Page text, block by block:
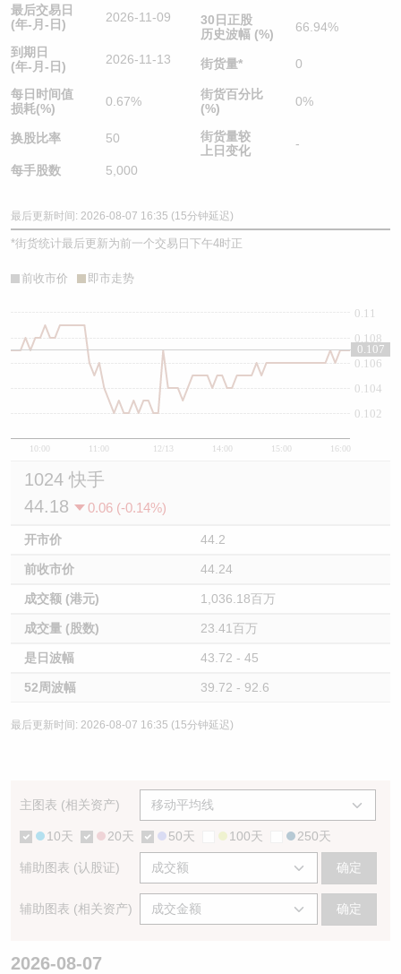
最后交易日
(年-月-日)
2026-11-09
到期日
(年-月-日)
2026-11-13
每日时间值
损耗(%)
0.67%
换股比率 50
每手股数 5,000
30日正股
历史波幅 (%)
66.94%
街货量* 0
街货百分比
(%)
0%
街货量较
上日变化
-
最后更新时间: 2026-08-07 16:35 (15分钟延迟)
*街货统计最后更新为前一个交易日下午4时正
前收市价 即市走势
10:00 11:00 12/13 14:00 15:00 16:00
0.102
0.104
0.106
0.108
0.11
0.107
1024 快手
44.18
0.06 (-0.14%)
开市价 44.2
前收市价 44.24
成交额 (港元) 1,036.18百万
成交量 (股数) 23.41百万
是日波幅 43.72 - 45
52周波幅 39.72 - 92.6
最后更新时间: 2026-08-07 16:35 (15分钟延迟)
主图表 (相关资产)
10天 20天 50天 100天 250天
辅助图表 (认股证) 确定
辅助图表 (相关资产) 确定
2026-08-07